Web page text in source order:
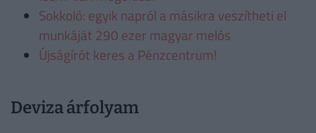
Sokkoló: egyik napról a másikra veszítheti el
munkáját 290 ezer magyar melós
Újságírót keres a Pénzcentrum!
Deviza árfolyam